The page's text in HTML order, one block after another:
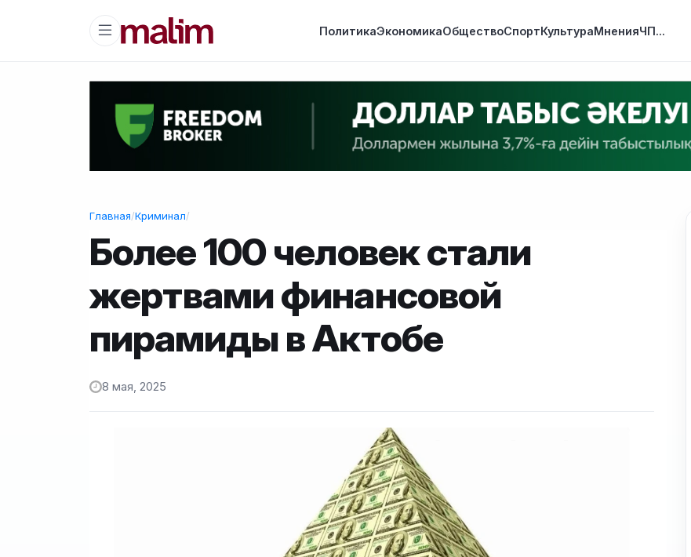
ПолитикаЭкономикаОбществоСпортКультураМненияЧП...
Главная/Криминал/
Более 100 человек стали
жертвами финансовой
пирамиды в Актобе
8 мая, 2025